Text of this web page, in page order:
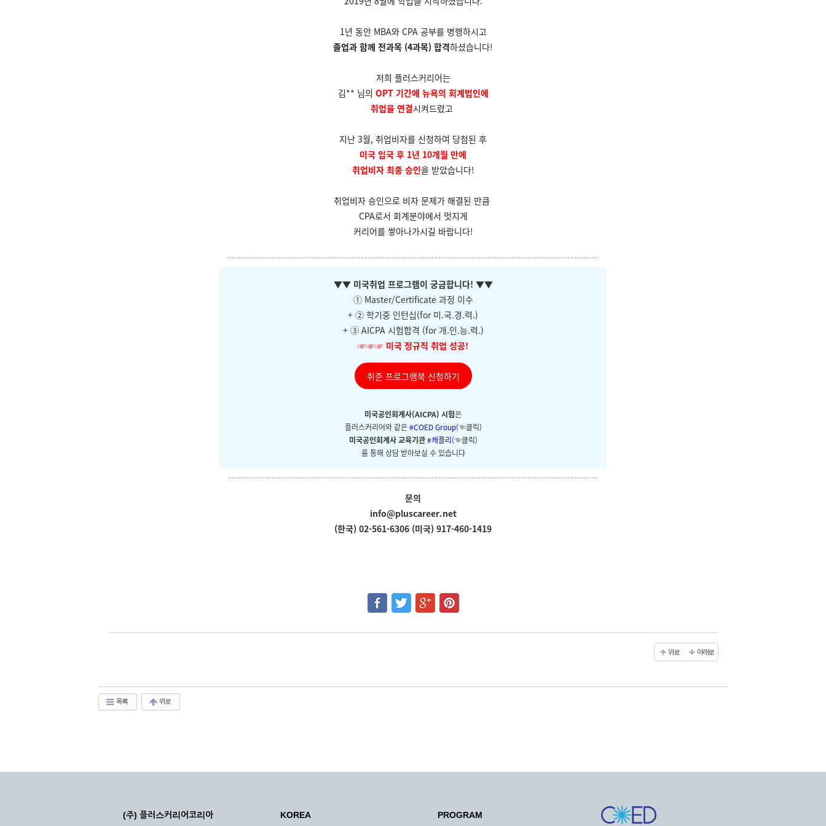
1년 동안 MBA와 CPA 공부를 병행하시고
졸업과 함께 전과목 (4과목) 합격하셨습니다!
저희 플러스커리어는
김** 님의 OPT 기간에 뉴욕의 회계법인에
취업을 연결시켜드렸고
지난 3월, 취업비자를 신청하여 당첨된 후
미국 입국 후 1년 10개월 만에
취업비자 최종 승인을 받았습니다!
취업비자 승인으로 비자 문제가 해결된 만큼
CPA로서 회계분야에서 멋지게
커리어를 쌓아나가시길 바랍니다!
▼▼ 미국취업 프로그램이 궁금합니다! ▼▼
① Master/Certificate 과정 이수
+ ② 학기중 인턴십(for 미.국.경.력.)
+ ③ AICPA 시험합격 (for 개.인.능.력.)
☞☞☞ 미국 정규직 취업 성공!
취준 프로그램북 신청하기
미국공인회계사(AICPA) 시험은
플러스커리어와 같은#COED Group(☜클릭)
미국공인회계사 교육기관#캐플리(☜클릭)
를 통해 상담 받아보실 수 있습니다
문의
info@pluscareer.net
(한국) 02-561-6306 (미국) 917-460-1419
위로 아래로
목록 위로
(주) 플러스커리어코리아 KOREA PROGRAM